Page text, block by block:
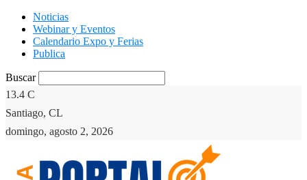
Noticias
Webinar y Eventos
Calendario Expo y Ferias
Publica
Buscar
13.4 C
Santiago, CL
domingo, agosto 2, 2026